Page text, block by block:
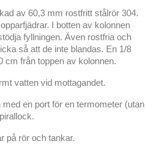
av 60,3 mm rostfritt stålrör 304.
I botten av kolonnen
fyllningen. Även rostfria och
så att de inte blandas. En 1/8
cm från toppen av kolonnen.
vatten vid mottagandet.
en port för en termometer (utan
på rör och tankar.